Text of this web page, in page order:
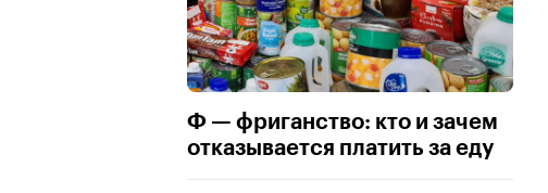
Ф — фриганство: кто и зачем
отказывается платить за еду